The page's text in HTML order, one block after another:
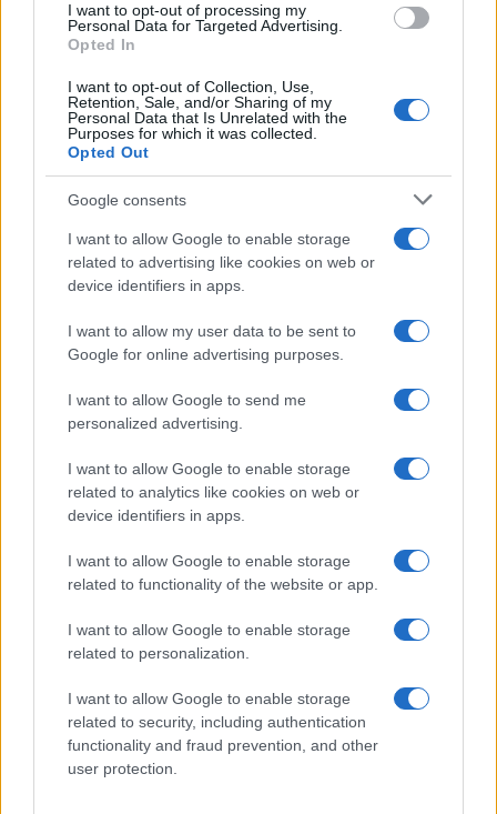
I want to opt-out of processing my
Personal Data for Targeted Advertising.
Opted In
I want to opt-out of Collection, Use,
Retention, Sale, and/or Sharing of my
Personal Data that Is Unrelated with the
Purposes for which it was collected.
Opted Out
Google consents
I want to allow Google to enable storage
related to advertising like cookies on web or
device identifiers in apps.
I want to allow my user data to be sent to
Google for online advertising purposes.
I want to allow Google to send me
personalized advertising.
I want to allow Google to enable storage
related to analytics like cookies on web or
device identifiers in apps.
I want to allow Google to enable storage
related to functionality of the website or app.
I want to allow Google to enable storage
related to personalization.
I want to allow Google to enable storage
related to security, including authentication
functionality and fraud prevention, and other
user protection.
ONU 2030
SDG2 sul territorio: come connettere agricoltori,
banchi alimentari e comunità
Ilaria Galli · 2 Ago 2026
Città a zero vittime: urbanistica, limiti intelligenti e dati
Andrea Innocenti · 2 Ago 2026